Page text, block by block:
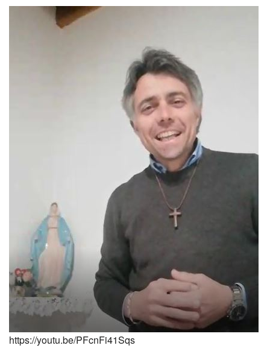
https://youtu.be/PFcnFi41Sqs